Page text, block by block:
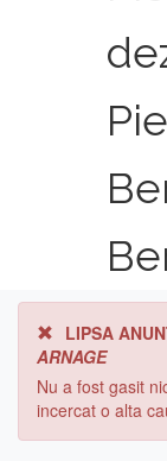
LIPSA
ARNAGE
Nu a fost gasit
incercat o alta